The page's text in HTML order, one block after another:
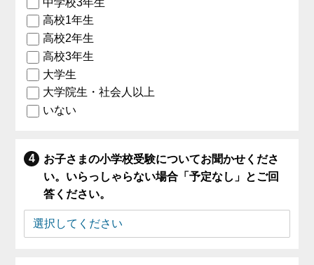
高校1年生
高校2年生
高校3年生
大学生
大学院生・社会人以上
いない
お子さまの小学校受験についてお聞かせくださ
い。いらっしゃらない場合「予定なし」とご回
答ください。